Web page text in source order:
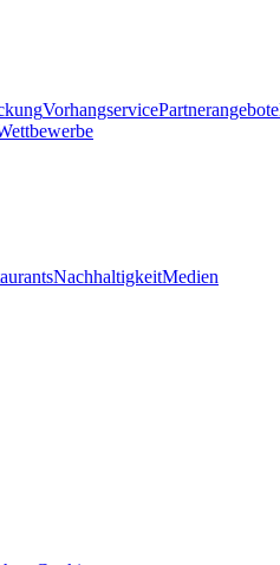
VorhangservicePartnerangebote
NachhaltigkeitMedien